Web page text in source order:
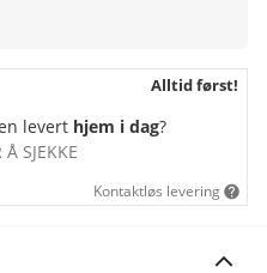
Alltid først!
levert hjem i dag?
SJEKKE
Kontaktløs levering